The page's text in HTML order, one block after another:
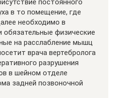
постоянного
в то помещение, где
необходимо в
обязательные физические
на расслабление мышц
врача вертебролога
разрушения
в шейном отделе
задней позвоночной